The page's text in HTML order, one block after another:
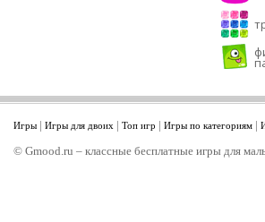
Игры | Игры для двоих | Топ игр | Игры по категориям |
© Gmood.ru – классные бесплатные игры для